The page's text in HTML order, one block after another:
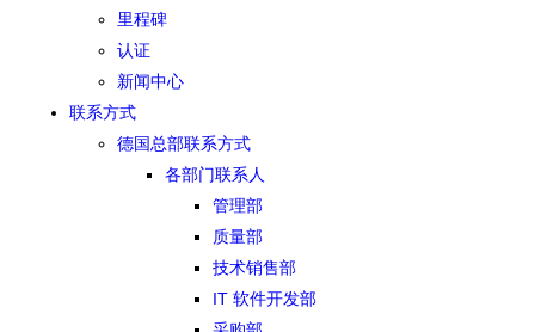
里程碑
认证
新闻中心
联系方式
德国总部联系方式
各部门联系人
管理部
质量部
技术销售部
IT 软件开发部